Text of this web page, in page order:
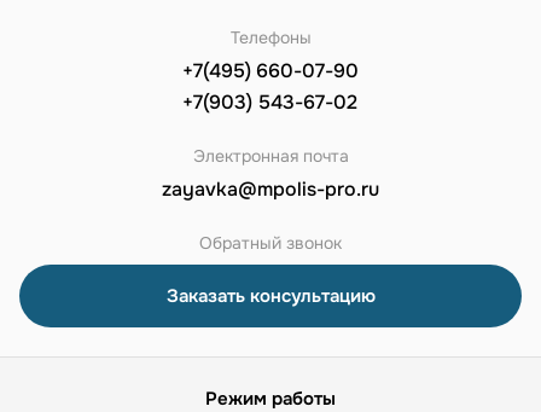
Телефоны
+7(495) 660-07-90
+7(903) 543-67-02
Электронная почта
zayavka@mpolis-pro.ru
Обратный звонок
Заказать консультацию
Режим работы